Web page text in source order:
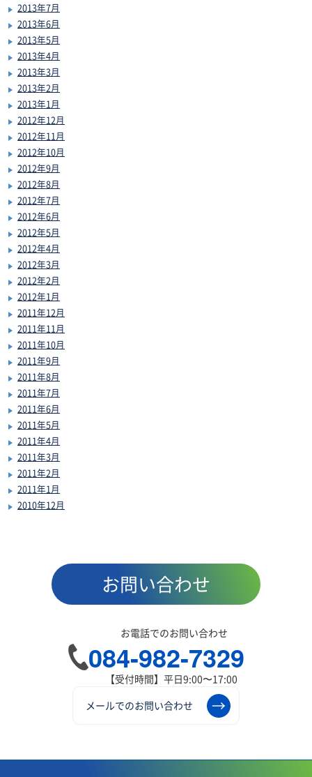
2013年7月
2013年6月
2013年5月
2013年4月
2013年3月
2013年2月
2013年1月
2012年12月
2012年11月
2012年10月
2012年9月
2012年8月
2012年7月
2012年6月
2012年5月
2012年4月
2012年3月
2012年2月
2012年1月
2011年12月
2011年11月
2011年10月
2011年9月
2011年8月
2011年7月
2011年6月
2011年5月
2011年4月
2011年3月
2011年2月
2011年1月
2010年12月
お問い合わせ
お電話でのお問い合わせ
084-982-7329
【受付時間】平日9:00〜17:00
メールでのお問い合わせ